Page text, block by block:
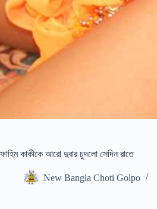
ফাহিম কাকীকে আরো দুবার চুদলো সেদিন রাতে
New Bangla Choti Golpo